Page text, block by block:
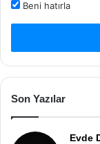
Beni hatırla
Son Yazılar
Evde